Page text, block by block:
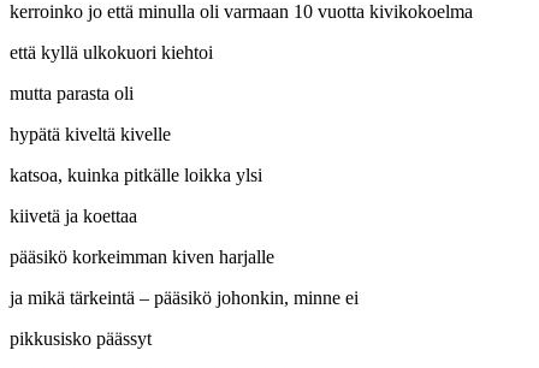
kerroinko jo että minulla oli varmaan 10 vuotta kivikokoelma
että kyllä ulkokuori kiehtoi
mutta parasta oli
hypätä kiveltä kivelle
katsoa, kuinka pitkälle loikka ylsi
kiivetä ja koettaa
pääsikö korkeimman kiven harjalle
ja mikä tärkeintä – pääsikö johonkin, minne ei
pikkusisko päässyt